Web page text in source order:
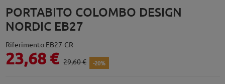
PORTABITO COLOMBO DESIGN
NORDIC EB27
Riferimento EB27-CR
23,68 € 29,60 € -20%